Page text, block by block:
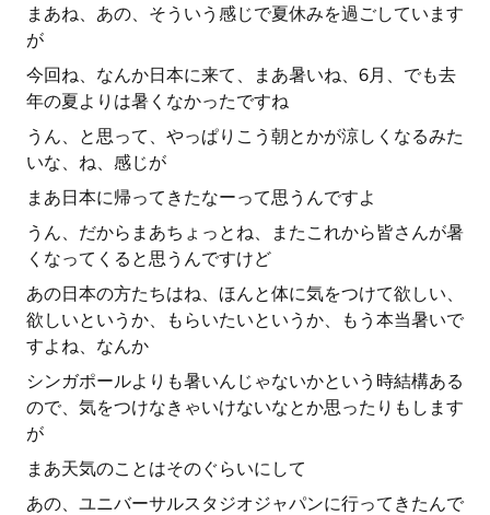
まあね、あの、そういう感じで夏休みを過ごしています
が
今回ね、なんか日本に来て、まあ暑いね、6月、でも去
年の夏よりは暑くなかったですね
うん、と思って、やっぱりこう朝とかが涼しくなるみた
いな、ね、感じが
まあ日本に帰ってきたなーって思うんですよ
うん、だからまあちょっとね、またこれから皆さんが暑
くなってくると思うんですけど
あの日本の方たちはね、ほんと体に気をつけて欲しい、
欲しいというか、もらいたいというか、もう本当暑いで
すよね、なんか
シンガポールよりも暑いんじゃないかという時結構ある
ので、気をつけなきゃいけないなとか思ったりもします
が
まあ天気のことはそのぐらいにして
あの、ユニバーサルスタジオジャパンに行ってきたんで